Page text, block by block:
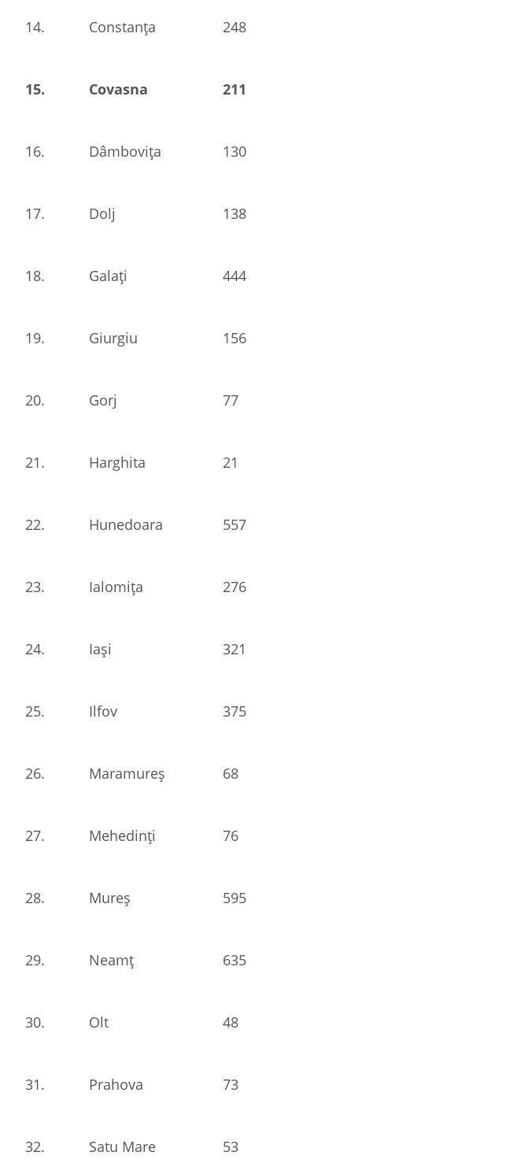
14. Constanța 248
15. Covasna 211
16. Dâmbovița 130
17. Dolj 138
18. Galați 444
19. Giurgiu 156
20. Gorj 77
21. Harghita 21
22. Hunedoara 557
23. Ialomița 276
24. Iași 321
25. Ilfov 375
26. Maramureș 68
27. Mehedinți 76
28. Mureș 595
29. Neamț 635
30. Olt 48
31. Prahova 73
32. Satu Mare 53